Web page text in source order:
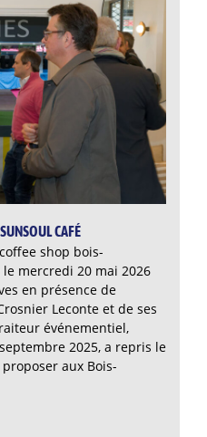
CAFÉ
shop bois-
mercredi 20 mai 2026
en présence de
Leconte et de ses
événementiel,
2025, a repris le
aux Bois-